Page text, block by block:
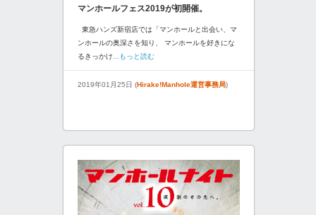
マンホールフェス2019が初開催。
東急ハンズ新宿店では「マンホールと出会い、マ
ンホールの奥深さを知り、 マンホールを好きにな
るきっかけ ...もっと読む
2019年01月25日 (Hirake!Manhole運営事務局)